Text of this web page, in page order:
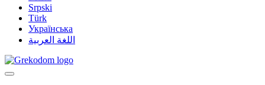
Srpski
Türk
Українська
اللغة العربية